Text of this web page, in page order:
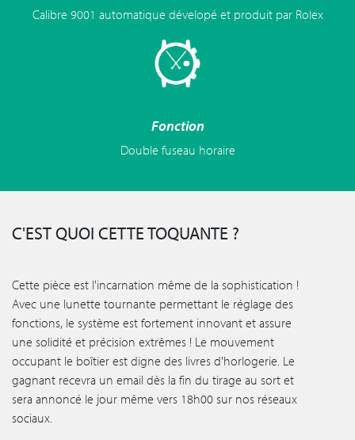
Calibre 9001 automatique dévelopé et produit par Rolex
Fonction
Double fuseau horaire
C'EST QUOI CETTE TOQUANTE ?
Cette pièce est l'incarnation même de la sophistication !
Avec une lunette tournante permettant le réglage des
fonctions, le système est fortement innovant et assure
une solidité et précision extrêmes ! Le mouvement
occupant le boîtier est digne des livres d'horlogerie. Le
gagnant recevra un email dès la fin du tirage au sort et
sera annoncé le jour même vers 18h00 sur nos réseaux
sociaux.